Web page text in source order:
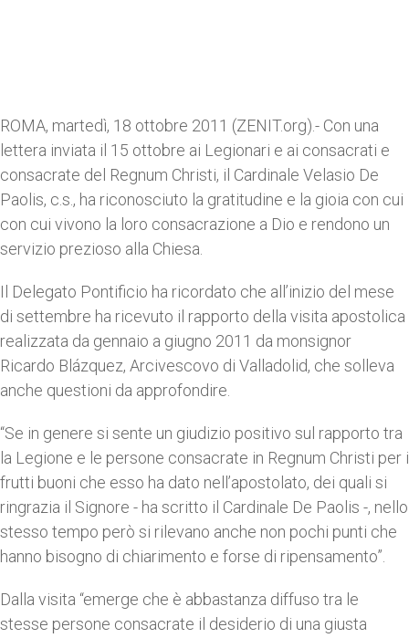
ROMA, martedì, 18 ottobre 2011 (ZENIT.org).- Con una
lettera inviata il 15 ottobre ai Legionari e ai consacrati e
consacrate del Regnum Christi, il Cardinale Velasio De
Paolis, c.s., ha riconosciuto la gratitudine e la gioia con cui
con cui vivono la loro consacrazione a Dio e rendono un
servizio prezioso alla Chiesa.
Il Delegato Pontificio ha ricordato che all’inizio del mese
di settembre ha ricevuto il rapporto della visita apostolica
realizzata da gennaio a giugno 2011 da monsignor
Ricardo Blázquez, Arcivescovo di Valladolid, che solleva
anche questioni da approfondire.
“Se in genere si sente un giudizio positivo sul rapporto tra
la Legione e le persone consacrate in Regnum Christi per i
frutti buoni che esso ha dato nell’apostolato, dei quali si
ringrazia il Signore - ha scritto il Cardinale De Paolis -, nello
stesso tempo però si rilevano anche non pochi punti che
hanno bisogno di chiarimento e forse di ripensamento”.
Dalla visita “emerge che è abbastanza diffuso tra le
stesse persone consacrate il desiderio di una giusta